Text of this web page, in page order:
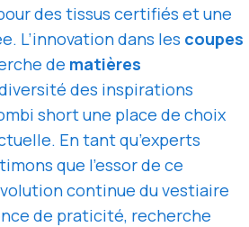
des tissus certifiés et une
L’innovation dans les coupes
de matières
des inspirations
short une place de choix
En tant qu’experts
que l’essor de ce
continue du vestiaire
de praticité, recherche